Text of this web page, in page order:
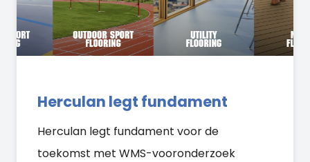
Herculan legt fundament
Herculan legt fundament voor de
toekomst met WMS-vooronderzoek